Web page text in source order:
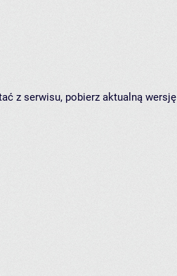
z serwisu, pobierz aktualną wersję